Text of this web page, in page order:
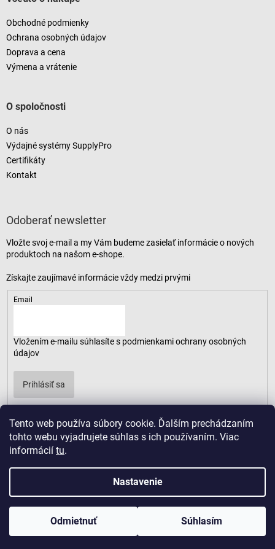
Tento web používa súbory cookie. Ďalším prechádzaním
tohto webu vyjadrujete súhlas s ich používaním. Viac
informácií tu.
Nastavenie
Odmietnuť Súhlasím
Obchodné podmienky
Ochrana osobných údajov
Doprava a cena
Výmena a vrátenie
O spoločnosti
O nás
Výdajné systémy SupplyPro
Certifikáty
Kontakt
Odoberať newsletter
Vložte svoj e-mail a my Vám budeme zasielať informácie o nových
produktoch na našom e-shope.
Email
Vložením e-mailu súhlasíte s podmienkami ochrany osobných
údajov
Prihlásiť sa
D2solutions
Copyright 2026 . Všetky práva vyhradené.